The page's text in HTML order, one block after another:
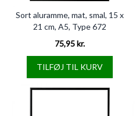
Sort aluramme, mat, smal, 15 x
21 cm, A5, Type 672
75,95 kr.
TILFØJ TIL KURV